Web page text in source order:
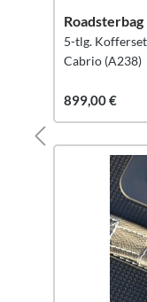
Roadsterbag
5-tlg.
Cabrio (A238)
899,00 €